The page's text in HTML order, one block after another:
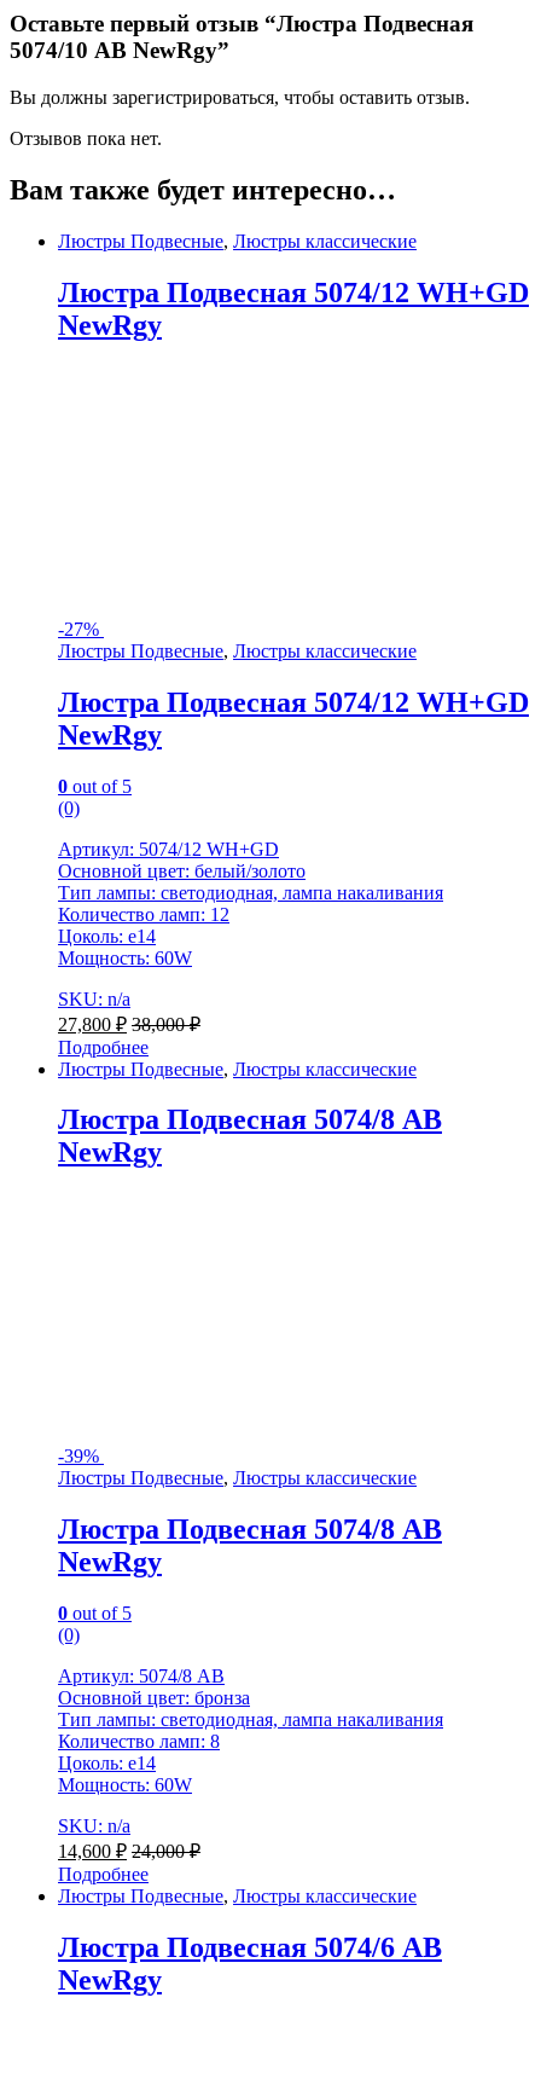
Оставьте первый отзыв “Люстра Подвесная
5074/10 AB NewRgy”
Вы должны зарегистрироваться, чтобы оставить отзыв.
Отзывов пока нет.
Вам также будет интересно…
Люстры Подвесные, Люстры классические
Люстра Подвесная 5074/12 WH+GD
NewRgy
-27%
Люстры Подвесные, Люстры классические
Люстра Подвесная 5074/12 WH+GD
NewRgy
0 out of 5
(0)
Артикул: 5074/12 WH+GD
Основной цвет: белый/золото
Тип лампы: светодиодная, лампа накаливания
Количество ламп: 12
Цоколь: e14
Мощность: 60W
SKU: n/a
27,800 ₽ 38,000₽
Подробнее
Люстры Подвесные, Люстры классические
Люстра Подвесная 5074/8 AB
NewRgy
-39%
Люстры Подвесные, Люстры классические
Люстра Подвесная 5074/8 AB
NewRgy
0 out of 5
(0)
Артикул: 5074/8 AB
Основной цвет: бронза
Тип лампы: светодиодная, лампа накаливания
Количество ламп: 8
Цоколь: e14
Мощность: 60W
SKU: n/a
14,600 ₽ 24,000₽
Подробнее
Люстры Подвесные, Люстры классические
Люстра Подвесная 5074/6 AB
NewRgy